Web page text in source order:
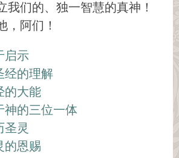
我们的、独一智慧的真神！
，阿们！
启示
经的理解
的大能
神的三位一体
圣灵
的恩赐